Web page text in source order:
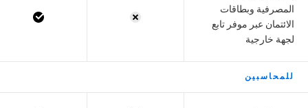
المصرفية وبطاقات
الائتمان عبر موفر تابع
لجهة خارجية
للمحاسبين